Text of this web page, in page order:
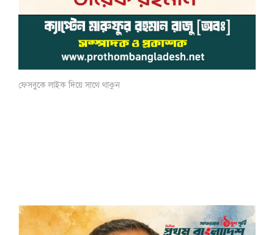
ফেসবুকে লাইক দিয়ে সাথে থাকুন